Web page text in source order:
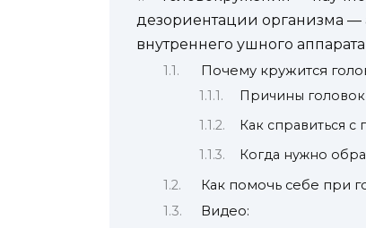
дезориентации организма —
внутреннего ушного аппарата
Почему кружится
Причины
Как справиться
Когда нужно
Как помочь себе при
Видео: